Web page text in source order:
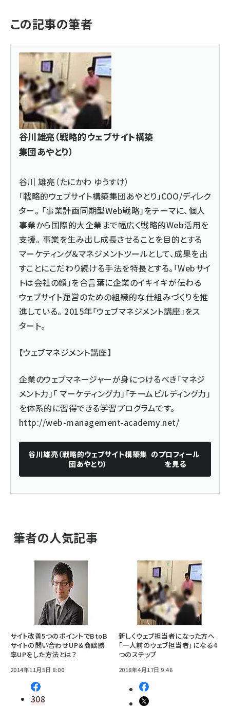
この記事の筆者
谷川雄亮（戦略的ウェブサイト構築
集団あやとり）
谷川 雄亮（たにかわ ゆうすけ）
「戦略的ウェブサイト構築集団あやとり」COO/ディレク
ター。 「事業計画同期型Web戦略」をテーマに、個人
事業から国際的大企業まで幅広く戦略的Web活用を
支援。 事業を生み出し成長させることを目的とする
マーケティング＆マネジメントツールとして、成果を出
すことにこだわり続ける手法を特長とする。「Webサイ
トは会社の顔」を合言葉に企業のイキイキが伝わる
ウェブサイト運営のための組織的な仕組みづくりを推
進している。 2015年「ウェブマネジメント講座」をス
タート。
【ウェブマネジメント講座】
企業のウェブマネージャーが身につけるべき「マネジ
メント力」「 マーケティング力」「チームビルディング力」
を体系的に習得できる学習プログラムです。
http://web-management-academy.net/
谷川雄亮（戦略的ウェブサイト構築集
団あやとり）
のプロフィール
を見る
筆者の人気記事
サイト改善5つのポイントでBtoB
サイトの問い合わせUP＆商談勝
率UPをした方法とは？
2014年11月5日 8:00
308
新しくウェブ担当者になった方へ
「一人前のウェブ担当者」になる4
つのステップ
2018年4月17日 9:46